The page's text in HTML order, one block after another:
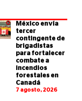
México envía
tercer
contingente de
brigadistas
para fortalecer
combate a
incendios
forestales en
Canadá
7 agosto, 2026